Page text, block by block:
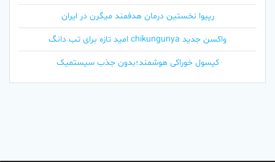
رپیوا نخستین درمان هدفمند میگرن در ایران
واکسن جدید chikungunya امید تازه برای تب دانگ
کپسول خوراکی هوشمند؛بدون جذب سیستمیک